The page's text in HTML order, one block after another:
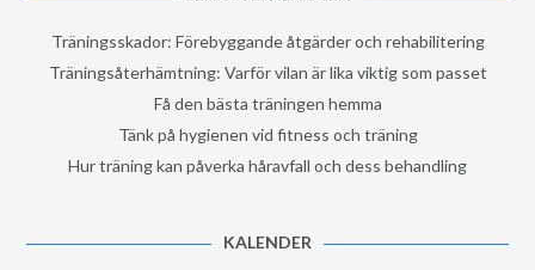
Träningsskador: Förebyggande åtgärder och rehabilitering
Träningsåterhämtning: Varför vilan är lika viktig som passet
Få den bästa träningen hemma
Tänk på hygienen vid fitness och träning
Hur träning kan påverka håravfall och dess behandling
KALENDER